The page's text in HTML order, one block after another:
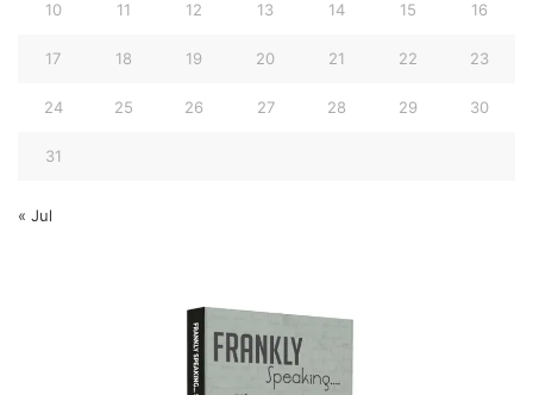
10 11 12 13 14 15 16
17 18 19 20 21 22 23
24 25 26 27 28 29 30
31
« Jul